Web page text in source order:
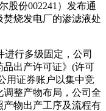
股份002241）发布通
烧发电厂的渗滤液处
行多级固定，公司
出产许可证》(许可
用证券账户以集中竞
调整产物布局，公司全
物出产工序及流程有